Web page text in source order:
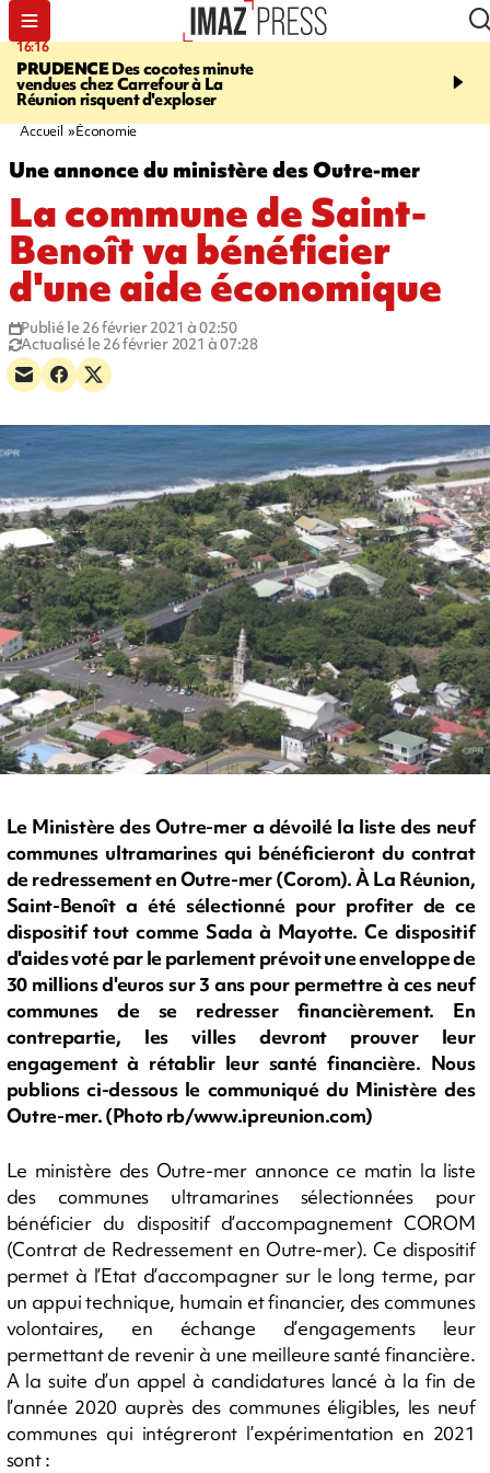
16:16
PRUDENCEDes cocotes minute
vendues chez Carrefour à La
Réunion risquent d'exploser
20:06
l'Asie, mort d'une
Accueil Économie
Une annonce du ministère des Outre-mer
La commune de Saint-
Benoît va bénéficier
d'une aide économique
Publié le 26 février 2021 à 02:50
Actualisé le 26 février 2021 à 07:28
Le Ministère des Outre-mer a dévoilé la liste des neuf
communes ultramarines qui bénéficieront du contrat
de redressement en Outre-mer (Corom). À La Réunion,
Saint-Benoît a été sélectionné pour profiter de ce
dispositif tout comme Sada à Mayotte. Ce dispositif
d'aides voté par le parlement prévoit une enveloppe de
30 millions d'euros sur 3 ans pour permettre à ces neuf
communes de se redresser financièrement. En
contrepartie, les villes devront prouver leur
engagement à rétablir leur santé financière. Nous
publions ci-dessous le communiqué du Ministère des
Outre-mer. (Photo rb/www.ipreunion.com)
Le ministère des Outre-mer annonce ce matin la liste
des communes ultramarines sélectionnées pour
bénéficier du dispositif d’accompagnement COROM
(Contrat de Redressement en Outre-mer). Ce dispositif
permet à l’Etat d’accompagner sur le long terme, par
un appui technique, humain et financier, des communes
volontaires, en échange d’engagements leur
permettant de revenir à une meilleure santé financière.
A la suite d’un appel à candidatures lancé à la fin de
l’année 2020 auprès des communes éligibles, les neuf
communes qui intégreront l’expérimentation en 2021
sont :